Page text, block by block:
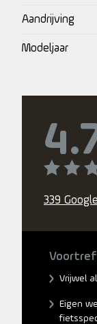
Aandrijving
Modeljaar
339
Vrijwel
Eigen